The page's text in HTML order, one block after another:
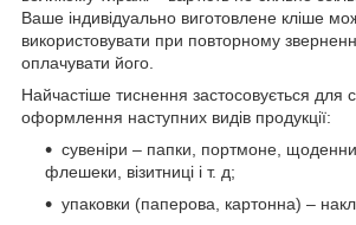
Ваше індивідуально виготовлене кліше
використовувати при повторному
оплачувати його.
Найчастіше тиснення застосовується для
оформлення наступних видів продукції:
сувеніри – папки, портмоне,
флешеки, візитниці і т. д;
упаковки (паперова, картонна) –